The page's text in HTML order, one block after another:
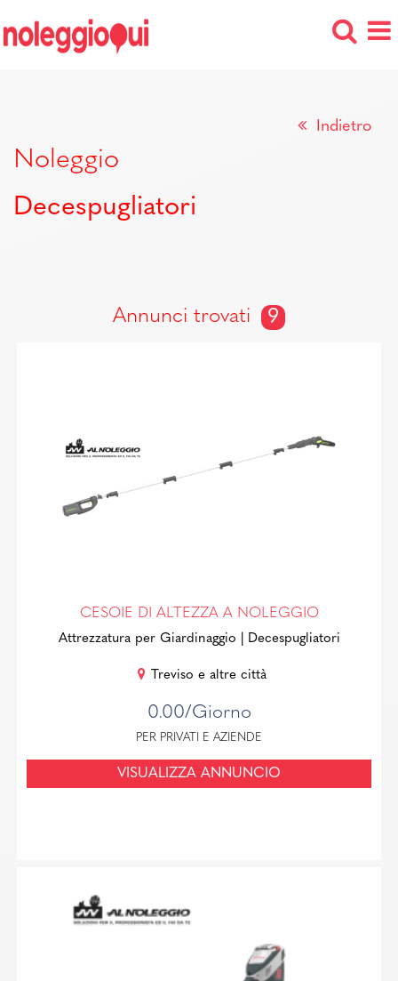
Indietro
Noleggio
Decespugliatori
Annunci trovati 9
CESOIE DI ALTEZZA A NOLEGGIO
Attrezzatura per Giardinaggio | Decespugliatori
Treviso e altre città
0.00/Giorno
PER PRIVATI E AZIENDE
VISUALIZZA ANNUNCIO